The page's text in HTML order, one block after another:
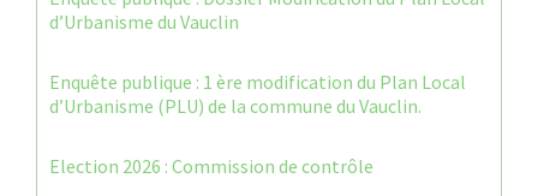
d’Urbanisme du Vauclin
Enquête publique : 1 ère modification du Plan Local
d’Urbanisme (PLU) de la commune du Vauclin.
Election 2026 : Commission de contrôle